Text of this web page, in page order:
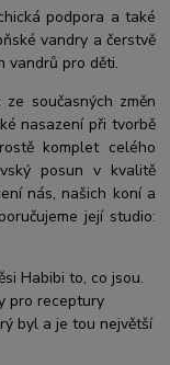
podpora a také
vandry a čerstvě
vandrů pro děti.
současných změn
nasazení při tvorbě
komplet celého
posun v kvalitě
nás, našich koní a
její studio:
Habibi to, co jsou.
pro receptury
byl a je tou největší